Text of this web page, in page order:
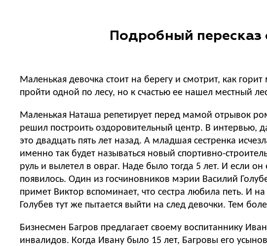
Подробный пересказ
Маленькая девочка стоит на берегу и смотрит, как
пройти одной по лесу, но к счастью ее нашел местный
Маленькая Наташа репетирует перед мамой отрывок
решил построить оздоровительный центр. В интервью,
это двадцать пять лет назад. А младшая сестренка
именно так будет называться новый спортивно-
руль и вылетел в овраг. Наде было тогда 5 лет. И если
появилось. Один из госчиновников мэрии Василий
примет Виктор вспоминает, что сестра любила петь. И
Голубев тут же пытается выйти на след девочки. Тем
Бизнесмен Багров предлагает своему воспитаннику
инвалидов. Когда Ивану было 15 лет, Багровы его усыновили. Родная дочь Света к тому времени уже была инвалидом. Разбившись